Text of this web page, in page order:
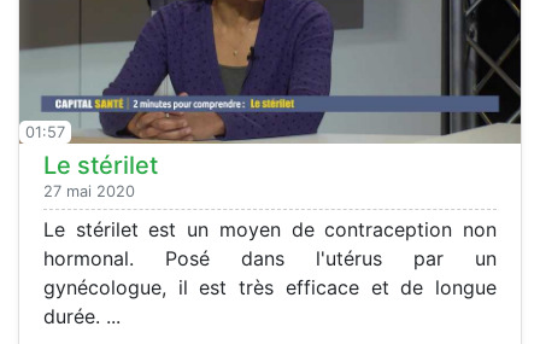
01:57
Le stérilet
27 mai 2020
Le stérilet est un moyen de contraception non
hormonal. Posé dans l'utérus par un
gynécologue, il est très efficace et de longue
durée. ...